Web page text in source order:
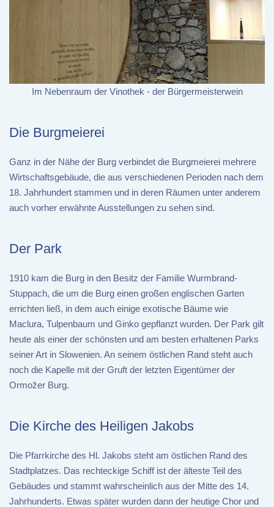
Im Nebenraum der Vinothek - der Bürgermeisterwein
Die Burgmeierei
Ganz in der Nähe der Burg verbindet die Burgmeierei mehrere
Wirtschaftsgebäude, die aus verschiedenen Perioden nach dem
18. Jahrhundert stammen und in deren Räumen unter anderem
auch vorher erwähnte Ausstellungen zu sehen sind.
Der Park
1910 kam die Burg in den Besitz der Familie Wurmbrand-
Stuppach, die um die Burg einen großen englischen Garten
errichten ließ, in dem auch einige exotische Bäume wie
Maclura, Tulpenbaum und Ginko gepflanzt wurden. Der Park gilt
heute als einer der schönsten und am besten erhaltenen Parks
seiner Art in Slowenien. An seinem östlichen Rand steht auch
noch die Kapelle mit der Gruft der letzten Eigentümer der
Ormožer Burg.
Die Kirche des Heiligen Jakobs
Die Pfarrkirche des Hl. Jakobs steht am östlichen Rand des
Stadtplatzes. Das rechteckige Schiff ist der älteste Teil des
Gebäudes und stammt wahrscheinlich aus der Mitte des 14.
Jahrhunderts. Etwas später wurden dann der heutige Chor und